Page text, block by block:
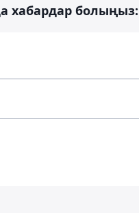
хабардар болыңыз: